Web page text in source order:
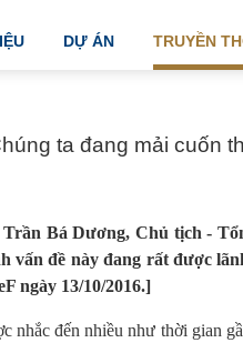
DỰ ÁN TRUYỀN
ta đang mải cuốn
Bá Dương, Chủ tịch -
vấn đề này đang rất được
ngày 13/10/2016.]
đến nhiều như thời gian